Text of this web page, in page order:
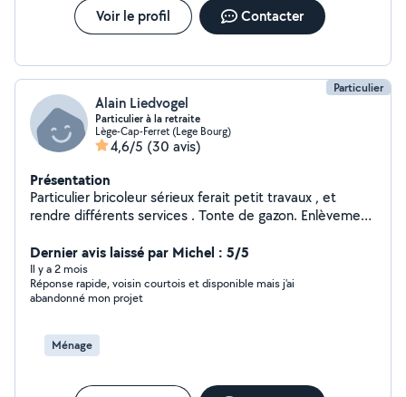
Voir le profil Contacter
Particulier
Alain Liedvogel
Particulier à la retraite
Lège-Cap-Ferret (Lege Bourg)
4,6/5 (30 avis)
Présentation
Particulier bricoleur sérieux ferait petit travaux , et
rendre différents services . Tonte de gazon. Enlèvement
Transport / courses Manutention Bricolage et Multi
Services Location matériel de bricolage Me contacter
pour toutes demandes et renseignements
complémentaires.
Dernier avis laissé par Michel : 5/5
Il y a 2 mois
Réponse rapide, voisin courtois et disponible mais j'ai
abandonné mon projet
Ménage